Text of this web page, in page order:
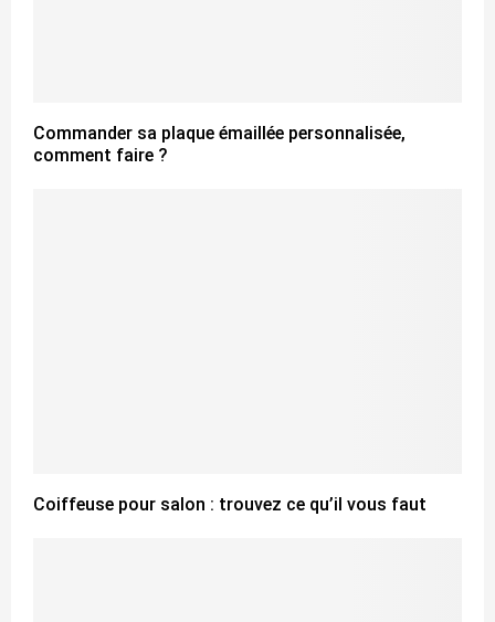
Commander sa plaque émaillée personnalisée,
comment faire ?
Coiffeuse pour salon : trouvez ce qu’il vous faut